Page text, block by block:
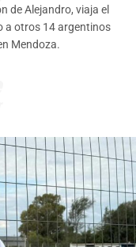
de Alejandro, viaja el
a otros 14 argentinos
Mendoza.